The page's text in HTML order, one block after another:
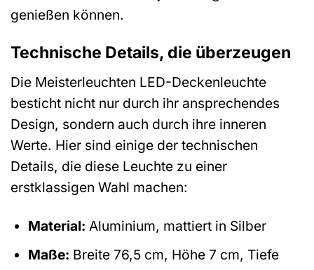
genießen können.
Technische Details, die überzeugen
Die Meisterleuchten LED-Deckenleuchte
besticht nicht nur durch ihr ansprechendes
Design, sondern auch durch ihre inneren
Werte. Hier sind einige der technischen
Details, die diese Leuchte zu einer
erstklassigen Wahl machen:
Material: Aluminium, mattiert in Silber
Maße: Breite 76,5 cm, Höhe 7 cm, Tiefe